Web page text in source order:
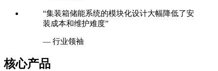
“集装箱储能系统的模块化设计大幅降低了安
装成本和维护难度”
— 行业领袖
核心产品